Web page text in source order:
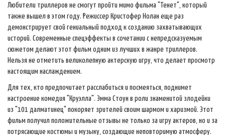
Любители триллеров не смогут пройти мимо фильма "Тенет", который
также вышел в этом году. Режиссер Кристофер Нолан еще раз
демонстрирует свой гениальный подход к созданию захватывающих
историй. Современные спецэффекты в сочетании с непредсказуемым
сюжетом делают этот фильм одним из лучших в жанре триллеров.
Нельзя не отметить великолепную актерскую игру, что делает просмотр
настоящим наслаждением.
Для тех, кто предпочитает расслабиться и посмеяться, поднимет
настроение комедия "Круэлла". Эмма Стоун в роли знаменитой злодейки
из "101 далматинец" покоряет зрителей своим шармом и харизмой. Этот
фильм получил положительные отзывы не только за игру актеров, но и за
потрясающие костюмы и музыку, создающие неповторимую атмосферу.